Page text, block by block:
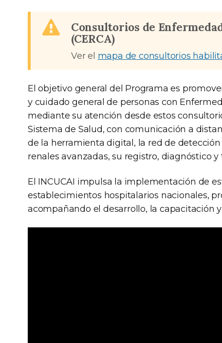
Consultorios de
(CERCA)
Ver el mapa de consultorios
El objetivo general del Programa es
y cuidado general de personas con
mediante su atención desde estos
Sistema de Salud, con comunicación a
de la herramienta digital, la red de
renales avanzadas, su registro, diagnóstico
El INCUCAI impulsa la implementación de
establecimientos hospitalarios nacionales,
acompañando el desarrollo, la capacitación